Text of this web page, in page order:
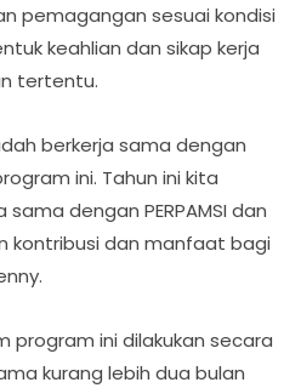
pemagangan sesuai kondisi
keahlian dan sikap kerja
tertentu.
berkerja sama dengan
ini. Tahun ini kita
dengan PERPAMSI dan
kontribusi dan manfaat bagi
program ini dilakukan secara
kurang lebih dua bulan